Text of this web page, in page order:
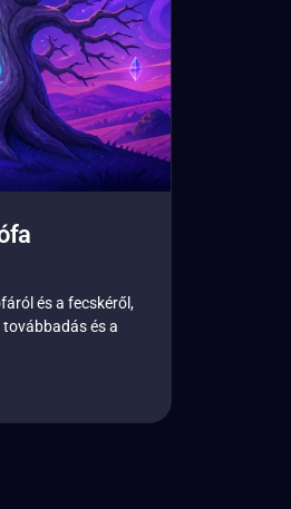
és a fecskéről,
és a